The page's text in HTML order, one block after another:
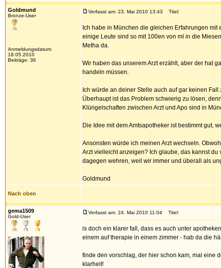
Goldmund
Bronze-User
Anmeldungsdatum:
18.05.2010
Beiträge: 36
Verfasst am: 23. Mai 2010 13:43 Titel:
Ich habe in München die gleichen Erfahrungen
einige Leute sind so mit 100en von ml in die
Metha da.
Wir haben das unserem Arzt erzählt, aber der hat
handeln müssen.
Ich würde an deiner Stelle auch auf gar keinen
Überhaupt ist das Problem schwierig zu lösen,
Klüngelschaften zwischen Arzt und Apo sind in
Die Idee mit dem Amtsapotheker ist bestimmt gut,
Ansonsten würde ich meinen Arzt wechseln.
Arzt vielleicht anzeigen? Ich glaube, das kannst
dagegen wehren, weil wir immer und überall als
Goldmund
Nach oben
gema1509
Gold-User
Verfasst am: 24. Mai 2010 11:04 Titel:
is doch ein klarer fall, dass es auch unter
einem auf therapie in einem zimmer - hab da die
finde den vorschlag, der hier schon kam, mal eine
klarheit!